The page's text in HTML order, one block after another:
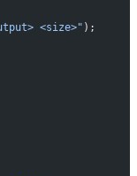
<size>" );